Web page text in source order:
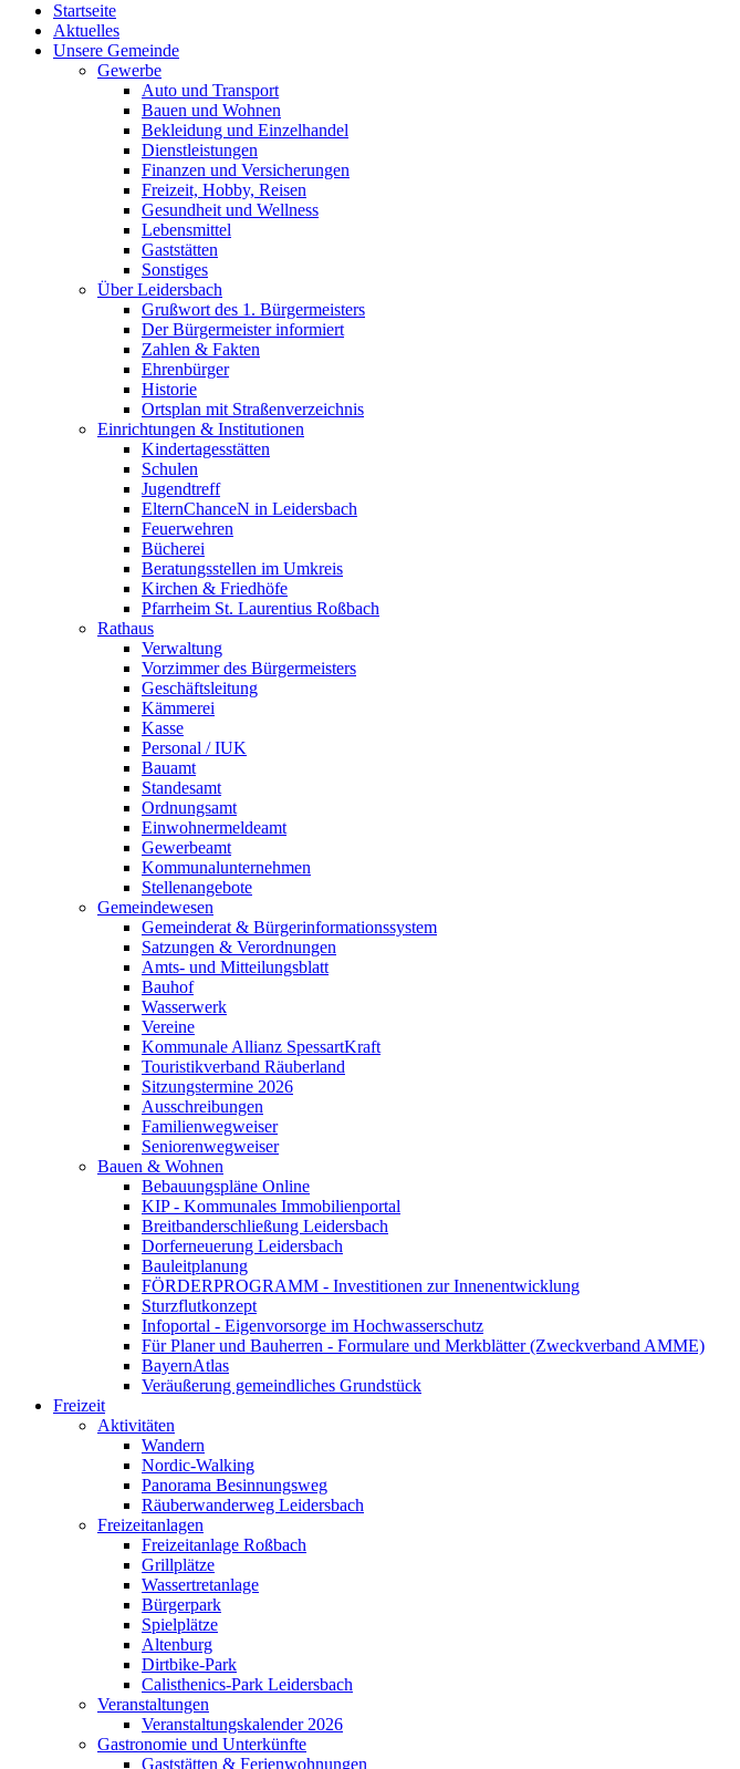
Startseite
Aktuelles
Unsere Gemeinde
Gewerbe
Auto und Transport
Bauen und Wohnen
Bekleidung und Einzelhandel
Dienstleistungen
Finanzen und Versicherungen
Freizeit, Hobby, Reisen
Gesundheit und Wellness
Lebensmittel
Gaststätten
Sonstiges
Über Leidersbach
Grußwort des 1. Bürgermeisters
Der Bürgermeister informiert
Zahlen & Fakten
Ehrenbürger
Historie
Ortsplan mit Straßenverzeichnis
Einrichtungen & Institutionen
Kindertagesstätten
Schulen
Jugendtreff
ElternChanceN in Leidersbach
Feuerwehren
Bücherei
Beratungsstellen im Umkreis
Kirchen & Friedhöfe
Pfarrheim St. Laurentius Roßbach
Rathaus
Verwaltung
Vorzimmer des Bürgermeisters
Geschäftsleitung
Kämmerei
Kasse
Personal / IUK
Bauamt
Standesamt
Ordnungsamt
Einwohnermeldeamt
Gewerbeamt
Kommunalunternehmen
Stellenangebote
Gemeindewesen
Gemeinderat & Bürgerinformationssystem
Satzungen & Verordnungen
Amts- und Mitteilungsblatt
Bauhof
Wasserwerk
Vereine
Kommunale Allianz SpessartKraft
Touristikverband Räuberland
Sitzungstermine 2026
Ausschreibungen
Familienwegweiser
Seniorenwegweiser
Bauen & Wohnen
Bebauungspläne Online
KIP - Kommunales Immobilienportal
Breitbanderschließung Leidersbach
Dorferneuerung Leidersbach
Bauleitplanung
FÖRDERPROGRAMM - Investitionen zur Innenentwicklung
Sturzflutkonzept
Infoportal - Eigenvorsorge im Hochwasserschutz
Für Planer und Bauherren - Formulare und Merkblätter (Zweckverband AMME)
BayernAtlas
Veräußerung gemeindliches Grundstück
Freizeit
Aktivitäten
Wandern
Nordic-Walking
Panorama Besinnungsweg
Räuberwanderweg Leidersbach
Freizeitanlagen
Freizeitanlage Roßbach
Grillplätze
Wassertretanlage
Bürgerpark
Spielplätze
Altenburg
Dirtbike-Park
Calisthenics-Park Leidersbach
Veranstaltungen
Veranstaltungskalender 2026
Gastronomie und Unterkünfte
Gaststätten & Ferienwohnungen